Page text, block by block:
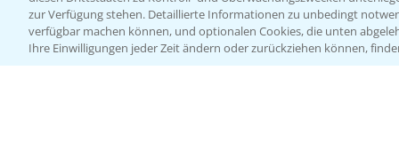
zur Verfügung stehen. Detaillierte Informationen zu unbedingt
verfügbar machen können, und optionalen Cookies, die unten
Ihre Einwilligungen jeder Zeit ändern oder zurückziehen können,